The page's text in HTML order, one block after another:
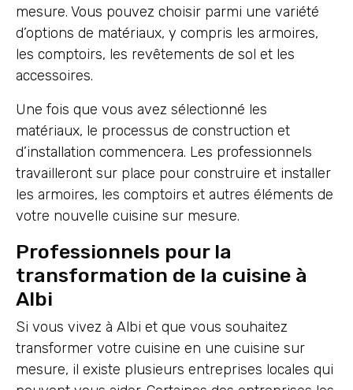
mesure. Vous pouvez choisir parmi une variété
d’options de matériaux, y compris les armoires,
les comptoirs, les revêtements de sol et les
accessoires.
Une fois que vous avez sélectionné les
matériaux, le processus de construction et
d’installation commencera. Les professionnels
travailleront sur place pour construire et installer
les armoires, les comptoirs et autres éléments de
votre nouvelle cuisine sur mesure.
Professionnels pour la
transformation de la cuisine à
Albi
Si vous vivez à Albi et que vous souhaitez
transformer votre cuisine en une cuisine sur
mesure, il existe plusieurs entreprises locales qui